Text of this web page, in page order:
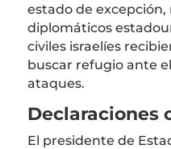
estado de
diplomáticos
civiles israelíes
buscar refugio ante
ataques.
Declaraciones
El presidente de